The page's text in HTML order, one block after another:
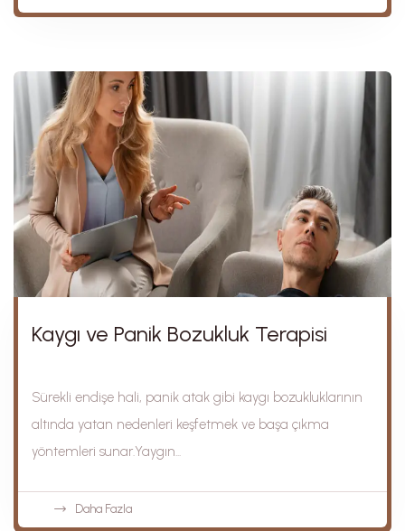
Kaygı ve Panik Bozukluk Terapisi
Sürekli endişe hali, panik atak gibi kaygı bozukluklarının
altında yatan nedenleri keşfetmek ve başa çıkma
yöntemleri sunar.Yaygın...
Daha Fazla